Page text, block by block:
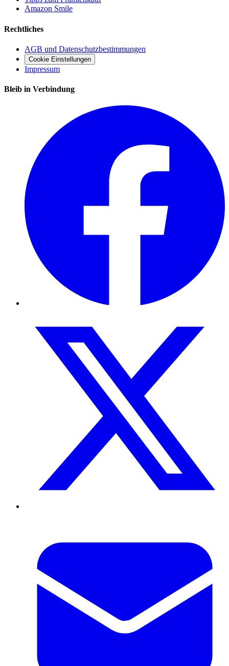
Amazon Smile
Rechtliches
AGB und Datenschutzbestimmungen
Cookie Einstellungen
Impressum
Bleib in Verbindung